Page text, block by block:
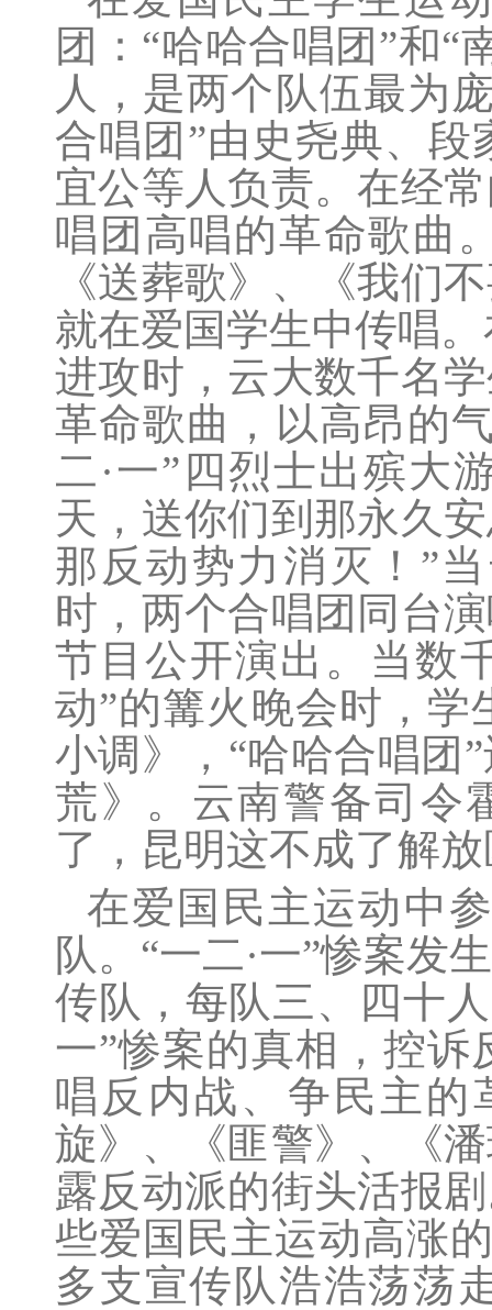
团：“哈哈合唱团”和
人，是两个队伍最为
合唱团”由史尧典、段
宜公等人负责。在经
唱团高唱的革命歌曲
《送葬歌》、《我们
就在爱国学生中传唱
进攻时，云大数千名
革命歌曲，以高昂的
二·一”四烈士出殡大
天，送你们到那永久
那反动势力消灭！”
时，两个合唱团同台
节目公开演出。当数
动”的篝火晚会时，
小调》，“哈哈合唱团
荒》。云南警备司令
了，昆明这不成了解
在爱国民主运动中
队。“一二·一”惨案发
传队，每队三、四十
一”惨案的真相，控
唱反内战、争民主的
旋》、《匪警》、《
露反动派的街头活报
些爱国民主运动高涨
多支宣传队浩浩荡荡